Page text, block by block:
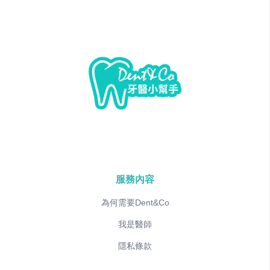
服務內容
為何需要Dent&Co
我是醫師
隱私條款